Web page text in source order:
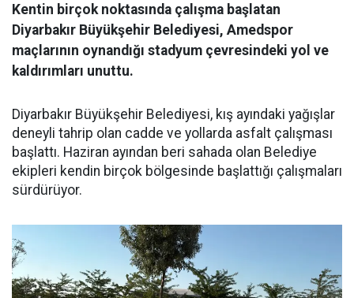
Kentin birçok noktasında çalışma başlatan
Diyarbakır Büyükşehir Belediyesi, Amedspor
maçlarının oynandığı stadyum çevresindeki yol ve
kaldırımları unuttu.
Diyarbakır Büyükşehir Belediyesi, kış ayındaki yağışlar
deneyli tahrip olan cadde ve yollarda asfalt çalışması
başlattı. Haziran ayından beri sahada olan Belediye
ekipleri kendin birçok bölgesinde başlattığı çalışmaları
sürdürüyor.